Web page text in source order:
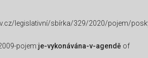
legislativní/sbírka/329/2020/pojem/
pojem:je-vykonávána-v-agendě of